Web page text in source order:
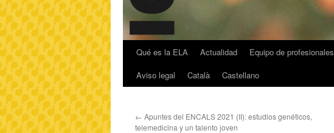
Qué es la ELA Actualidad Equipo de profesionales
Aviso legal
Català Castellano
← Apuntes del ENCALS 2021 (II): estudios genéticos,
telemedicina y un talento joven